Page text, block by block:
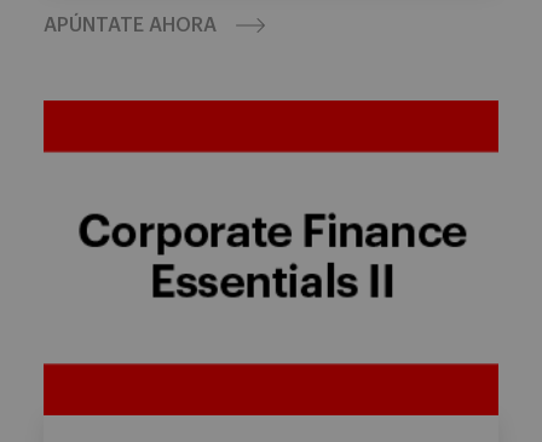
APÚNTATE AHORA